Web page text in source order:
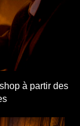
à partir des